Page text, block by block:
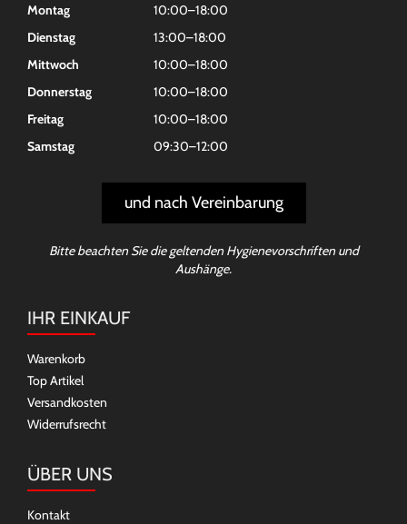
Montag
10:00–18:00
Dienstag
13:00–18:00
Mittwoch
10:00–18:00
Donnerstag
10:00–18:00
Freitag
10:00–18:00
Samstag
09:30–12:00
und nach Vereinbarung
Bitte beachten Sie die geltenden Hygienevorschriften und
Aushänge.
IHR EINKAUF
Warenkorb
Top Artikel
Versandkosten
Widerrufsrecht
ÜBER UNS
Kontakt